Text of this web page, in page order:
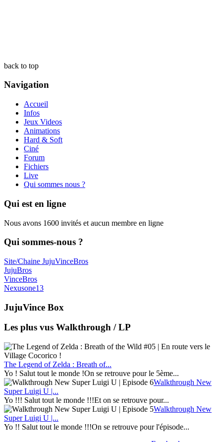
back to top
Navigation
Accueil
Infos
Jeux Videos
Animations
Hard & Soft
Ciné
Forum
Fichiers
Live
Qui sommes nous ?
Qui est en ligne
Nous avons 1600 invités et aucun membre en ligne
Qui sommes-nous ?
Site/Chaine JujuVinceBros
JujuBros
VinceBros
Nexusone13
JujuVince Box
Les plus vus Walkthrough / LP
The Legend of Zelda : Breath of...
Yo ! Salut tout le monde !On se retrouve pour le 5ème...
Walkthrough New
Super Luigi U |...
Yo !!! Salut tout le monde !!!Et on se retrouve pour...
Walkthrough New
Super Luigi U |...
Yo !! Salut tout le monde !!!On se retrouve pour l'épisode...